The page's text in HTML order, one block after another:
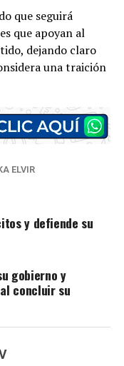
que seguirá
que apoyan al
dejando claro
una traición
ELVIR
y defiende su
gobierno y
concluir su